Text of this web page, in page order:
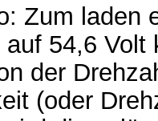
Zum laden
54,6
der
(oder